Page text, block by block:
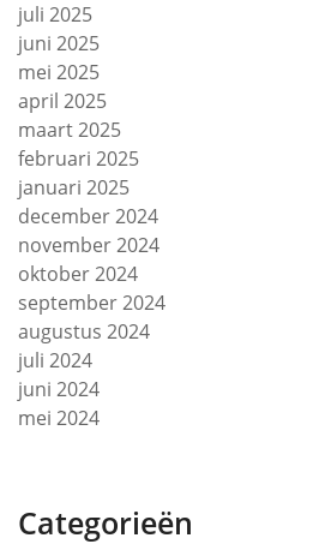
juli 2025
juni 2025
mei 2025
april 2025
maart 2025
februari 2025
januari 2025
december 2024
november 2024
oktober 2024
september 2024
augustus 2024
juli 2024
juni 2024
mei 2024
Categorieën